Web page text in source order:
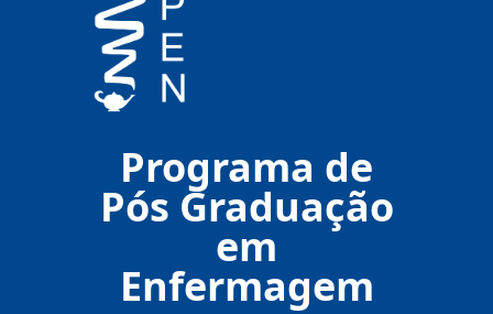
Programa de
Pós Graduação
em
Enfermagem